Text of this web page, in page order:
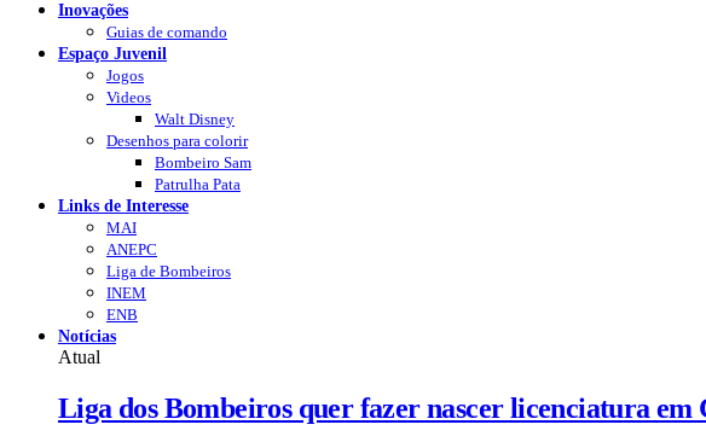
Inovações
Guias de comando
Espaço Juvenil
Jogos
Videos
Walt Disney
Desenhos para colorir
Bombeiro Sam
Patrulha Pata
Links de Interesse
MAI
ANEPC
Liga de Bombeiros
INEM
ENB
Notícias
Atual
Liga dos Bombeiros quer fazer nascer licenciatura